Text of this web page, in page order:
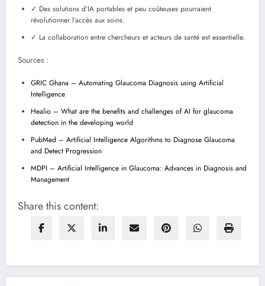
✓ Des solutions d’IA portables et peu coûteuses pourraient
révolutionner l’accès aux soins.
✓ La collaboration entre chercheurs et acteurs de santé est essentielle.
Sources :
GRIC Ghana – Automating Glaucoma Diagnosis using Artificial
Intelligence
Healio – What are the benefits and challenges of AI for glaucoma
detection in the developing world
PubMed – Artificial Intelligence Algorithms to Diagnose Glaucoma
and Detect Progression
MDPI – Artificial Intelligence in Glaucoma: Advances in Diagnosis and
Management
Share this content: